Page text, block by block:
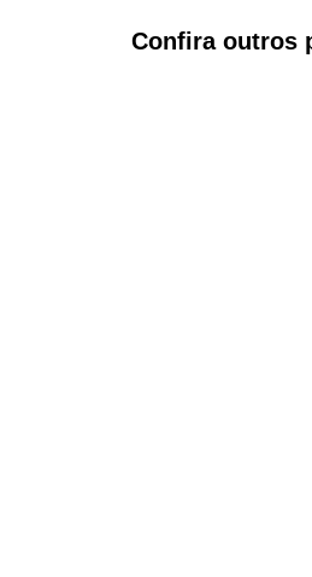
Confira outros